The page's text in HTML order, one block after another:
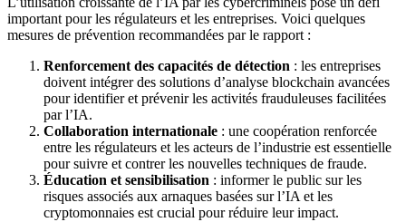
important pour les régulateurs et les entreprises. Voici quelques
mesures de prévention recommandées par le rapport :
Renforcement des capacités de détection : les entreprises
doivent intégrer des solutions d’analyse blockchain avancées
pour identifier et prévenir les activités frauduleuses facilitées
par l’IA.
Collaboration internationale : une coopération renforcée
entre les régulateurs et les acteurs de l’industrie est essentielle
pour suivre et contrer les nouvelles techniques de fraude.
Éducation et sensibilisation : informer le public sur les
risques associés aux arnaques basées sur l’IA et les
cryptomonnaies est crucial pour réduire leur impact.